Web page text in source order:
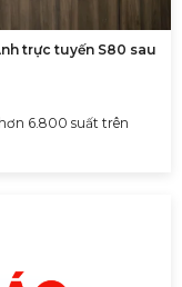
trực tuyến S80 sau
6.800 suất trên